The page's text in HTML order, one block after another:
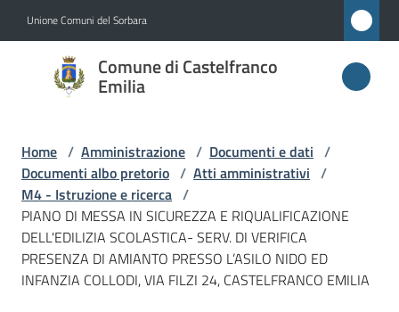
Unione Comuni del Sorbara
Comune di Castelfranco
Emilia
Comune di
Castelfranco
Amministrazione
Menu selezionato
Novità
Servizi
Home / Amministrazione / Documenti e dati /
Documenti albo pretorio / Atti amministrativi /
M4 - Istruzione e ricerca /
PIANO DI MESSA IN SICUREZZA E RIQUALIFICAZIONE
DELL'EDILIZIA SCOLASTICA- SERV. DI VERIFICA
PRESENZA DI AMIANTO PRESSO L’ASILO NIDO ED
INFANZIA COLLODI, VIA FILZI 24, CASTELFRANCO EMILIA